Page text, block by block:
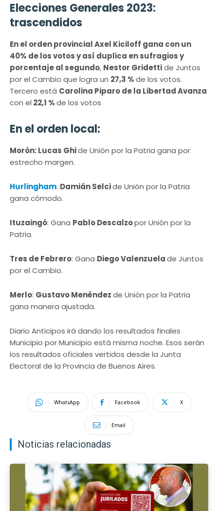
Elecciones Generales 2023:
trascendidos
En el orden provincial Axel Kiciloff gana con un
40% de los votos y así duplica en sufragios y
porcentaje al segundo, Nestor Gridettide Juntos
por el Cambio que logra un 27,3 %de los votos.
Tercero está Carolina Piparo de la Libertad Avanza
con el 22,1 %de los votos
En el orden local:
Morón: Lucas Ghide Unión por la Patria gana por
estrecho margen.
Hurlingham: Damián Selcide Unión por la Patria
gana cómodo.
Ituzaingó: Gana Pablo Descalzopor Unión por la
Patria.
Tres de Febrero: Gana Diego Valenzuelade Juntos
por el Cambio.
Merlo: Gustavo Menéndezde Unión por la Patria
gana manera ajustada.
Diario Anticipos irá dando los resultados finales
Municipio por Municipio está misma noche. Esos serán
los resultados oficiales vertidos desde la Junta
Electoral de la Provincia de Buenos Aires.
WhatsApp Facebook X
Email
Noticias relacionadas